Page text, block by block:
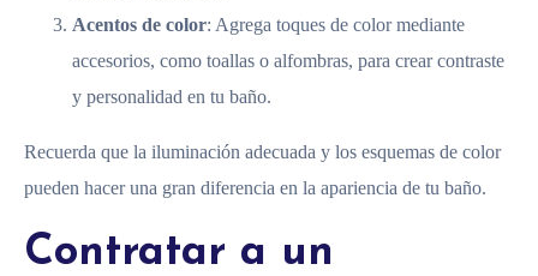
Acentos de color: Agrega toques de color mediante
accesorios, como toallas o alfombras, para crear contraste
y personalidad en tu baño.
Recuerda que la iluminación adecuada y los esquemas de color
pueden hacer una gran diferencia en la apariencia de tu baño.
Contratar a un